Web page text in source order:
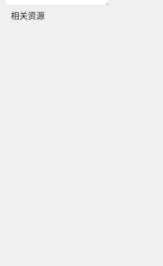
相关资源